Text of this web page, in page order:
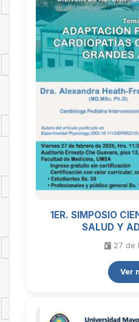
1ER. SIMPOSIO
SALUD Y
27 de
Ver